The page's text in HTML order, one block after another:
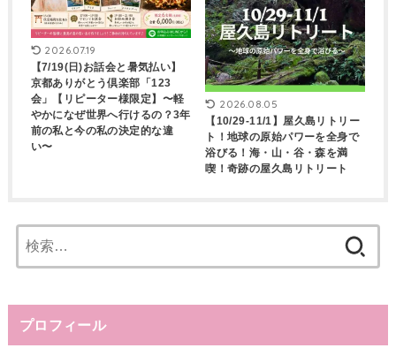
2026.07.19
【7/19(日)お話会と暑気払い】
京都ありがとう倶楽部「123
会」【リピーター様限定】〜軽
やかになぜ世界へ行けるの？3年
前の私と今の私の決定的な違
い〜
2026.08.05
【10/29-11/1】屋久島リトリー
ト！地球の原始パワーを全身で
浴びる！海・山・谷・森を満
喫！奇跡の屋久島リトリート
索:
プロフィール